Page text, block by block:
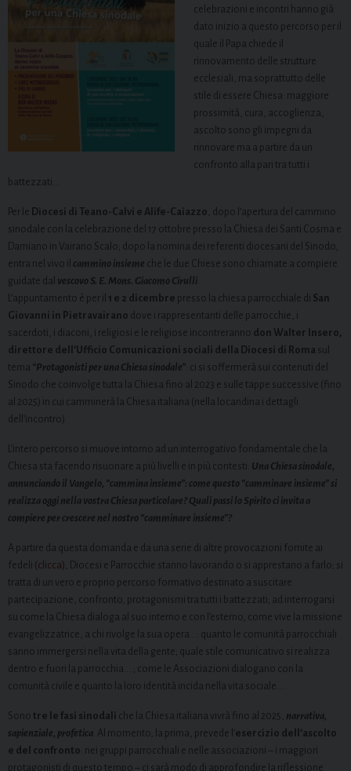
celebrazioni e incontri hanno già
dato inizio a questo percorso per il
quale il Papa chiede il
rinnovamento delle strutture
ecclesiali, ma soprattutto delle
stile di essere Chiesa: maggiore
prossimità, cura, accoglienza,
ascolto sono gli impegni da
rinnovare ma a partire da un
confronto alla pari tra tutti i
battezzati…
Per le Diocesi di Teano-Calvi e Alife-Caiazzo , dopo l’apertura del cammino
sinodale con la celebrazione del 17 ottobre presso la Chiesa dei Santi Cosma e
Damiano in Vairano Scalo; dopo la nomina dei referenti diocesani del Sinodo,
entra nel vivo il cammino insieme che le due Chiese sono chiamate a compiere
guidate dal vescovo S. E. Mons. Giacomo Cirulli
L’appuntamento è per il 1 e 2 dicembre presso la chiesa parrocchiale di San
Giovanni in Pietravairano dove i rappresentanti delle parrocchie, i
sacerdoti, i diaconi, i religiosi e le religiose incontreranno don Walter Insero,
direttore dell’Ufficio Comunicazioni sociali della Diocesi di Roma sul
tema “Protagonisti per una Chiesa sinodale” : ci si soffermerà sui contenuti del
Sinodo che coinvolge tutta la Chiesa fino al 2023 e sulle tappe successive (fino
al 2025) in cui camminerà la Chiesa italiana (nella locandina i dettagli
dell’incontro).
L’intero percorso si muove intorno ad un interrogativo fondamentale che la
Chiesa sta facendo risuonare a più livelli e in più contesti: Una Chiesa sinodale,
annunciando il Vangelo, “cammina insieme”: come questo “camminare insieme” si
realizza oggi nella vostra Chiesa particolare? Quali passi lo Spirito ci invita a
compiere per crescere nel nostro “camminare insieme”?
A partire da questa domanda e da una serie di altre provocazioni fornite ai
fedeli (clicca) , Diocesi e Parrocchie stanno lavorando o si apprestano a farlo; si
tratta di un vero e proprio percorso formativo destinato a suscitare
partecipazione, confronto, protagonismi tra tutti i battezzati; ad interrogarsi
su come la Chiesa dialoga al suo interno e con l’esterno, come vive la missione
evangelizzatrice, a chi rivolge la sua opera…: quanto le comunità parrocchiali
sanno immergersi nella vita della gente; quale stile comunicativo si realizza
dentro e fuori la parrocchia….; come le Associazioni dialogano con la
comunità civile e quanto la loro identità incida nella vita sociale….
Sono tre le fasi sinodali che la Chiesa italiana vivrà fino al 2025, narrativa,
sapienziale, profetica . Al momento, la prima, prevede l’esercizio dell’ascolto
e del confronto : nei gruppi parrocchiali e nelle associazioni – i maggiori
protagonisti di questo tempo – ci sarà modo di approfondire la riflessione